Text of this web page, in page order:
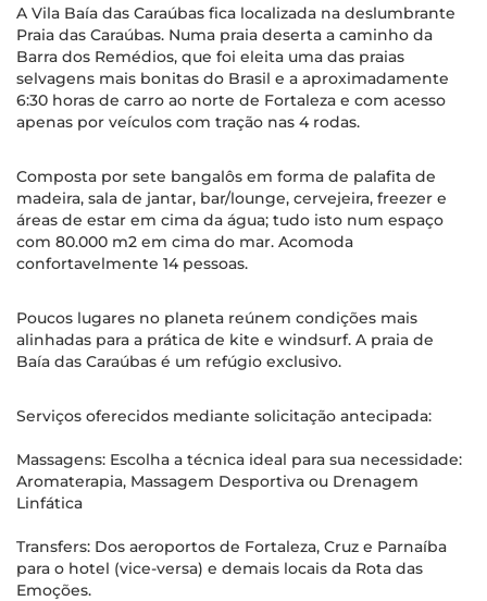
A Vila Baía das Caraúbas fica localizada na deslumbrante
Praia das Caraúbas. Numa praia deserta a caminho da
Barra dos Remédios, que foi eleita uma das praias
selvagens mais bonitas do Brasil e a aproximadamente
6:30 horas de carro ao norte de Fortaleza e com acesso
apenas por veículos com tração nas 4 rodas.
Composta por sete bangalôs em forma de palafita de
madeira, sala de jantar, bar/lounge, cervejeira, freezer e
áreas de estar em cima da água; tudo isto num espaço
com 80.000 m2 em cima do mar. Acomoda
confortavelmente 14 pessoas.
Poucos lugares no planeta reúnem condições mais
alinhadas para a prática de kite e windsurf. A praia de
Baía das Caraúbas é um refúgio exclusivo.
Serviços oferecidos mediante solicitação antecipada:
Massagens: Escolha a técnica ideal para sua necessidade:
Aromaterapia, Massagem Desportiva ou Drenagem
Linfática
Transfers: Dos aeroportos de Fortaleza, Cruz e Parnaíba
para o hotel (vice-versa) e demais locais da Rota das
Emoções.